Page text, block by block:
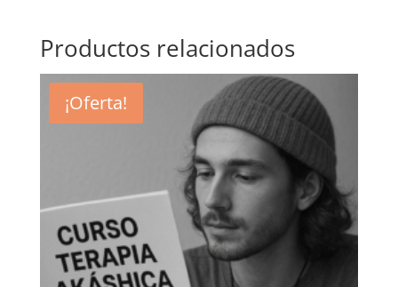
Productos relacionados
¡Oferta!